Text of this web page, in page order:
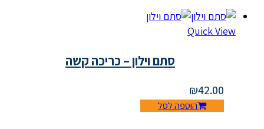
Quick View
סתם וילון – כריכה קשה
₪42.00
הוספה לסל